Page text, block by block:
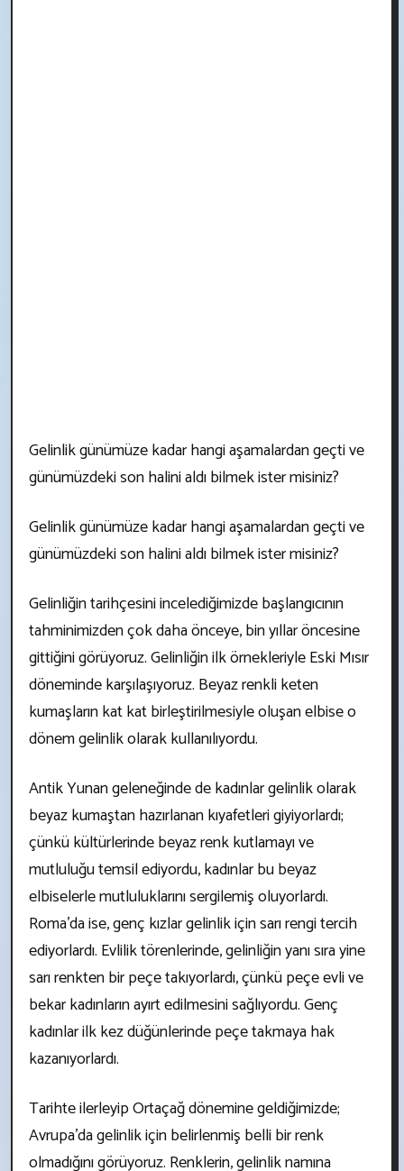
Gelinlik günümüze kadar hangi aşamalardan geçti ve
günümüzdeki son halini aldı bilmek ister misiniz?
Gelinlik günümüze kadar hangi aşamalardan geçti ve
günümüzdeki son halini aldı bilmek ister misiniz?
Gelinliğin tarihçesini incelediğimizde başlangıcının
tahminimizden çok daha önceye, bin yıllar öncesine
gittiğini görüyoruz. Gelinliğin ilk örnekleriyle Eski Mısır
döneminde karşılaşıyoruz. Beyaz renkli keten
kumaşların kat kat birleştirilmesiyle oluşan elbise o
dönem gelinlik olarak kullanılıyordu.
Antik Yunan geleneğinde de kadınlar gelinlik olarak
beyaz kumaştan hazırlanan kıyafetleri giyiyorlardı;
çünkü kültürlerinde beyaz renk kutlamayı ve
mutluluğu temsil ediyordu, kadınlar bu beyaz
elbiselerle mutluluklarını sergilemiş oluyorlardı.
Roma’da ise, genç kızlar gelinlik için sarı rengi tercih
ediyorlardı. Evlilik törenlerinde, gelinliğin yanı sıra yine
sarı renkten bir peçe takıyorlardı, çünkü peçe evli ve
bekar kadınların ayırt edilmesini sağlıyordu. Genç
kadınlar ilk kez düğünlerinde peçe takmaya hak
kazanıyorlardı.
Tarihte ilerleyip Ortaçağ dönemine geldiğimizde;
Avrupa’da gelinlik için belirlenmiş belli bir renk
olmadığını görüyoruz. Renklerin, gelinlik namına